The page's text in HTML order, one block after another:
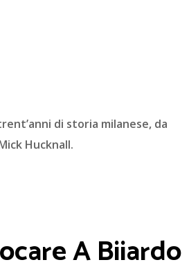
di storia milanese, da
Hucknall.
A Biiardo